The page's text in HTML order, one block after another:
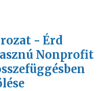
- Érd
Nonprofit